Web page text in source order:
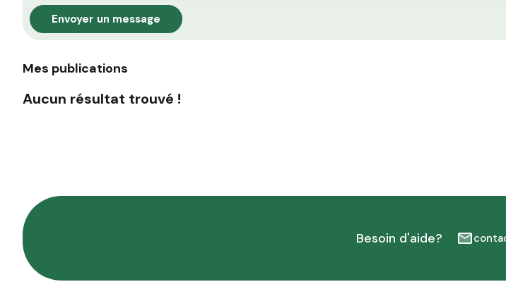
Envoyer un message
Mes publications
Aucun résultat trouvé !
Besoin d'aide?